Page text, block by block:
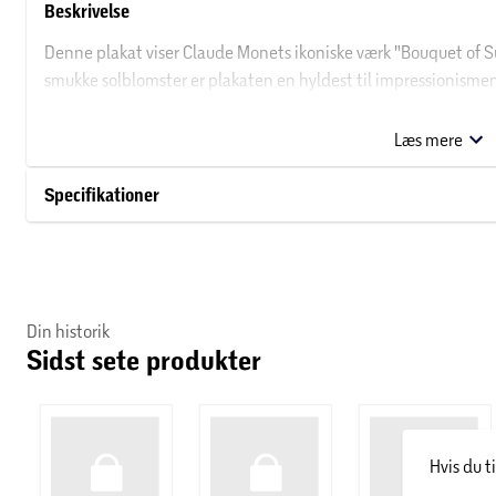
Beskrivelse
Denne plakat viser Claude Monets ikoniske værk "Bouquet of
smukke solblomster er plakaten en hyldest til
Læs mere
Specifikationer
Din historik
Sidst sete produkter
Hvis du